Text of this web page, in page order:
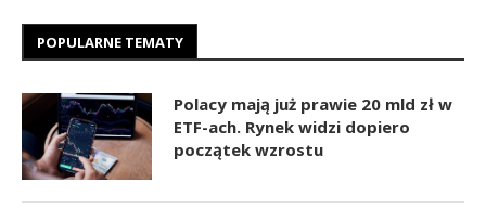
POPULARNE TEMATY
Polacy mają już prawie 20 mld zł w
ETF-ach. Rynek widzi dopiero
początek wzrostu